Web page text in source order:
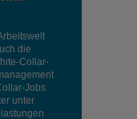
die
Collar-
Jobs
unter